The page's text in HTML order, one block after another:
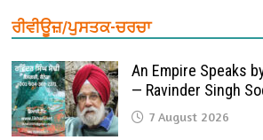
ਰੀਵੀਊਜ਼/ਪੁਸਤਕ-ਚਰਚਾ
An Empire Speaks
— Ravinder Singh
7 August 2026